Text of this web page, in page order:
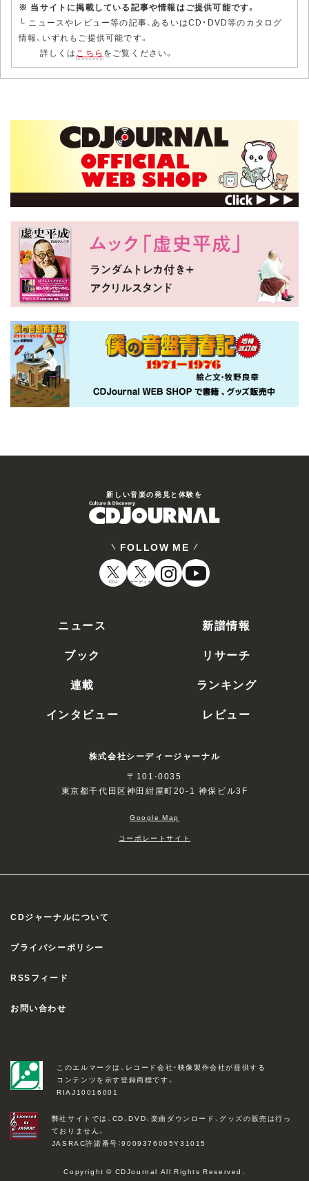
※ 当サイトに掲載している記事や情報はご提供可能です。
└ ニュースやレビュー等の記事、あるいはCD・DVD等のカタログ
情報、いずれもご提供可能です。
詳しくはこちら をご覧ください。
新しい⾳楽の発⾒と体験を
FOLLOW ME
CDJ オーディオ
ニュース
新譜情報
ブック
リサーチ
連載
ランキング
インタビュー
レビュー
株式会社シーディージャーナル
〒101-0035
東京都千代田区神田紺屋町20-1 神保ビル3F
Google Map
コーポレートサイト
CDジャーナルについて
プライバシーポリシー
RSSフィード
お問い合わせ
このエルマークは、レコード会社・映像製作会社が提供する
コンテンツを示す登録商標です。
RIAJ10016001
弊社サイトでは、CD、DVD、楽曲ダウンロード、グッズの販売は行っ
ておりません。
JASRAC許諾番号：9009376005Y31015
Copyright © CDJournal All Rights Reserved.